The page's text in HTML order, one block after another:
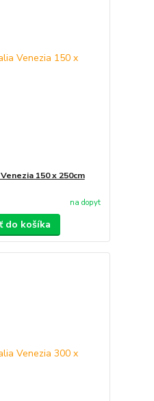
150 x 250cm
na dopyt
do košíka